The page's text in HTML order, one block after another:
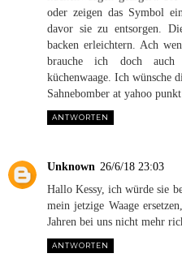
oder zeigen das Symbol
davor sie zu entsorgen.
backen erleichtern. Ach
brauche ich doch auch
küchenwaage. Ich wünsche
Sahnebomber at yahoo
ANTWORTEN
Unknown 26/6/18 23:03
Hallo Kessy, ich würde sie
mein jetzige Waage
Jahren bei uns nicht mehr
ANTWORTEN